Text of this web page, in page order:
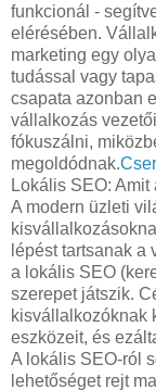
funkcionál -
elérésében.
marketing egy
tudással vagy
csapata azonban
vállalkozás
fókuszálni,
megoldódnak.
Lokális SEO:
A modern üzleti
lépést tartsanak a
a lokális SEO
szerepet játszik.
kisvállalkozóknak
eszközeit, és
A lokális SEO-ról
lehetőséget rejt